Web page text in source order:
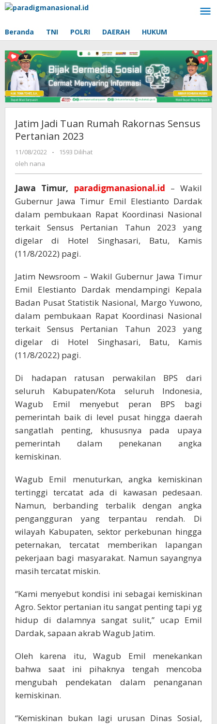
Lewati
Beranda TNI POLRI DAERAH HUKUM
Jatim Jadi Tuan Rumah Rakornas Sensus
Pertanian 2023
11/08/2022
oleh
-
1593 Dilihat
oleh nana
Jawa Timur, paradigmanasional.id – Wakil
Gubernur Jawa Timur Emil Elestianto Dardak
dalam pembukaan Rapat Koordinasi Nasional
terkait Sensus Pertanian Tahun 2023 yang
digelar di Hotel Singhasari, Batu, Kamis
(11/8/2022) pagi.
Jatim Newsroom – Wakil Gubernur Jawa Timur
Emil Elestianto Dardak mendampingi Kepala
Badan Pusat Statistik Nasional, Margo Yuwono,
dalam pembukaan Rapat Koordinasi Nasional
terkait Sensus Pertanian Tahun 2023 yang
digelar di Hotel Singhasari, Batu, Kamis
(11/8/2022) pagi.
Di hadapan ratusan perwakilan BPS dari
seluruh Kabupaten/Kota seluruh Indonesia,
Wagub Emil menyebut peran BPS bagi
pemerintah baik di level pusat hingga daerah
sangatlah penting, khususnya pada upaya
pemerintah dalam penekanan angka
kemiskinan.
Wagub Emil menuturkan, angka kemiskinan
tertinggi tercatat ada di kawasan pedesaan.
Namun, berbanding terbalik dengan angka
pengangguran yang terpantau rendah. Di
wilayah Kabupaten, sektor perkebunan hingga
peternakan, tercatat memberikan lapangan
pekerjaan bagi masyarakat. Namun sayangnya
masih tercatat miskin.
“Kami menyebut kondisi ini sebagai kemiskinan
Agro. Sektor pertanian itu sangat penting tapi yg
hidup di dalamnya sangat sulit,” ucap Emil
Dardak, sapaan akrab Wagub Jatim.
Oleh karena itu, Wagub Emil menekankan
bahwa saat ini pihaknya tengah mencoba
mengubah pendekatan dalam penanganan
kemiskinan.
“Kemiskinan bukan lagi urusan Dinas Sosial,